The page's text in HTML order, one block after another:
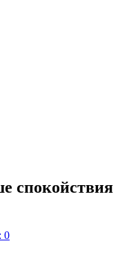
спокойствия
0